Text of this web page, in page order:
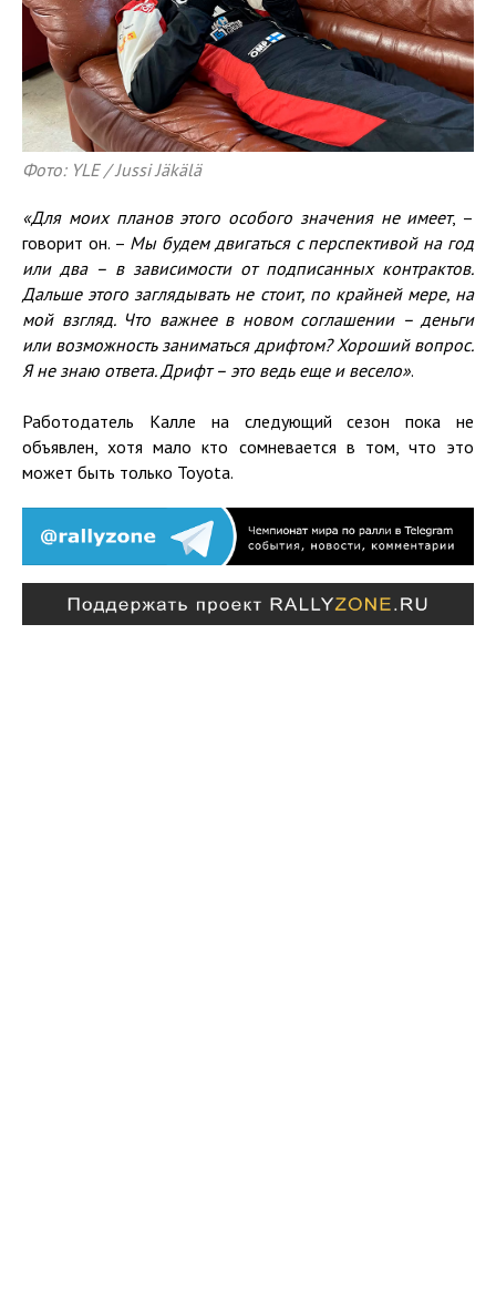
Фото: YLE / Jussi Jäkälä
«Для моих планов этого особого значения не имеет, –
говорит он. – Мы будем двигаться с перспективой на год
или два – в зависимости от подписанных контрактов.
Дальше этого заглядывать не стоит, по крайней мере, на
мой взгляд. Что важнее в новом соглашении – деньги
или возможность заниматься дрифтом? Хороший вопрос.
Я не знаю ответа. Дрифт – это ведь еще и весело».
Работодатель Калле на следующий сезон пока не
объявлен, хотя мало кто сомневается в том, что это
может быть только Toyota.